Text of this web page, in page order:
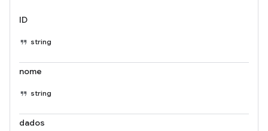
ID
string
nome
string
dados